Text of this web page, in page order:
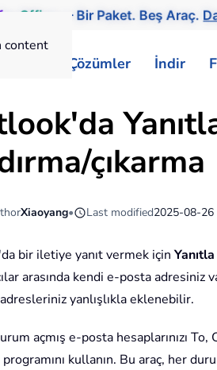
content
for Office — Bir Paket. Beş Araç.
Çözümler İndir
çıkarma
Xiaoyang• Last modified2025-08-26
bir iletiye yanıt vermek için
arasında kendi e-posta
yanlışlıkla eklenebilir.
açmış e-posta hesaplarınızı To,
programını kullanın. Bu araç, her